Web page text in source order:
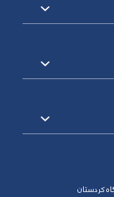
کردستان